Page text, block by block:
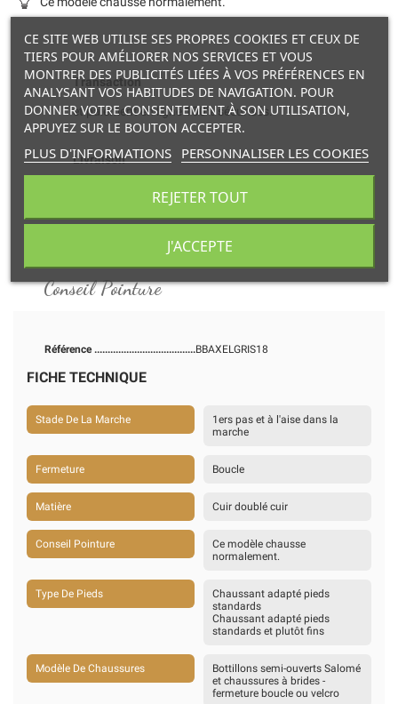
Transaction
et paiement en ligne 100% sécurisés.
Livraison
à domicile ou retrait en point relais.
Détails du produit
Conseil Pointure
Référence BBAXELGRIS18
FICHE TECHNIQUE
Stade De La Marche
1ers pas et à l'aise dans la
marche
Fermeture Boucle
Matière Cuir doublé cuir
Conseil Pointure
Ce modèle chausse
normalement.
Type De Pieds
Chaussant adapté pieds
standards
Chaussant adapté pieds
standards et plutôt fins
Modèle De Chaussures
Bottillons semi-ouverts Salomé
et chaussures à brides -
fermeture boucle ou velcro
CE SITE WEB UTILISE SES PROPRES COOKIES ET CEUX DE
TIERS POUR AMÉLIORER NOS SERVICES ET VOUS
MONTRER DES PUBLICITÉS LIÉES À VOS PRÉFÉRENCES EN
ANALYSANT VOS HABITUDES DE NAVIGATION. POUR
DONNER VOTRE CONSENTEMENT À SON UTILISATION,
APPUYEZ SUR LE BOUTON ACCEPTER.
PLUS D'INFORMATIONS PERSONNALISER LES COOKIES
REJETER TOUT
J'ACCEPTE